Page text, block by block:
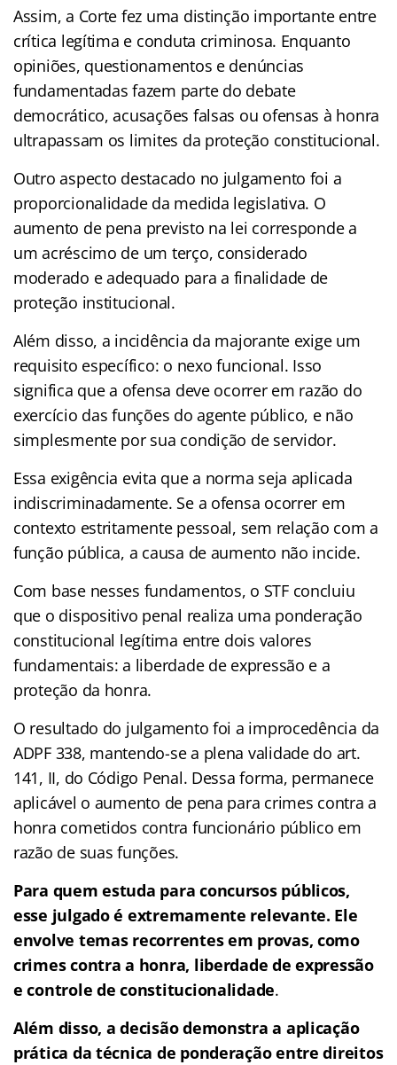
Assim, a Corte fez uma distinção importante entre
crítica legítima e conduta criminosa. Enquanto
opiniões, questionamentos e denúncias
fundamentadas fazem parte do debate
democrático, acusações falsas ou ofensas à honra
ultrapassam os limites da proteção constitucional.
Outro aspecto destacado no julgamento foi a
proporcionalidade da medida legislativa. O
aumento de pena previsto na lei corresponde a
um acréscimo de um terço, considerado
moderado e adequado para a finalidade de
proteção institucional.
Além disso, a incidência da majorante exige um
requisito específico: o nexo funcional. Isso
significa que a ofensa deve ocorrer em razão do
exercício das funções do agente público, e não
simplesmente por sua condição de servidor.
Essa exigência evita que a norma seja aplicada
indiscriminadamente. Se a ofensa ocorrer em
contexto estritamente pessoal, sem relação com a
função pública, a causa de aumento não incide.
Com base nesses fundamentos, o STF concluiu
que o dispositivo penal realiza uma ponderação
constitucional legítima entre dois valores
fundamentais: a liberdade de expressão e a
proteção da honra.
O resultado do julgamento foi a improcedência da
ADPF 338, mantendo-se a plena validade do art.
141, II, do Código Penal. Dessa forma, permanece
aplicável o aumento de pena para crimes contra a
honra cometidos contra funcionário público em
razão de suas funções.
Para quem estuda para concursos públicos,
esse julgado é extremamente relevante. Ele
envolve temas recorrentes em provas, como
crimes contra a honra, liberdade de expressão
e controle de constitucionalidade.
Além disso, a decisão demonstra a aplicação
prática da técnica de ponderação entre direitos